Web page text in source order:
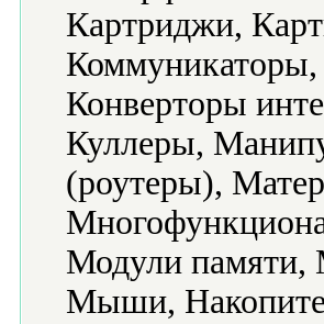
Картриджи,
Конверторы
Куллеры,
(роутеры),
Модули
Мыши,